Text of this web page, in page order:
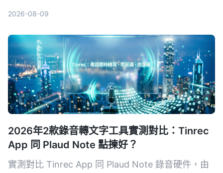
選出最適合且可靠的工具。
2026-08-09
2026年2款錄音轉文字工具實測對比：Tinrec
App 同 Plaud Note 點揀好？
實測對比 Tinrec App 同 Plaud Note 錄音硬件，由